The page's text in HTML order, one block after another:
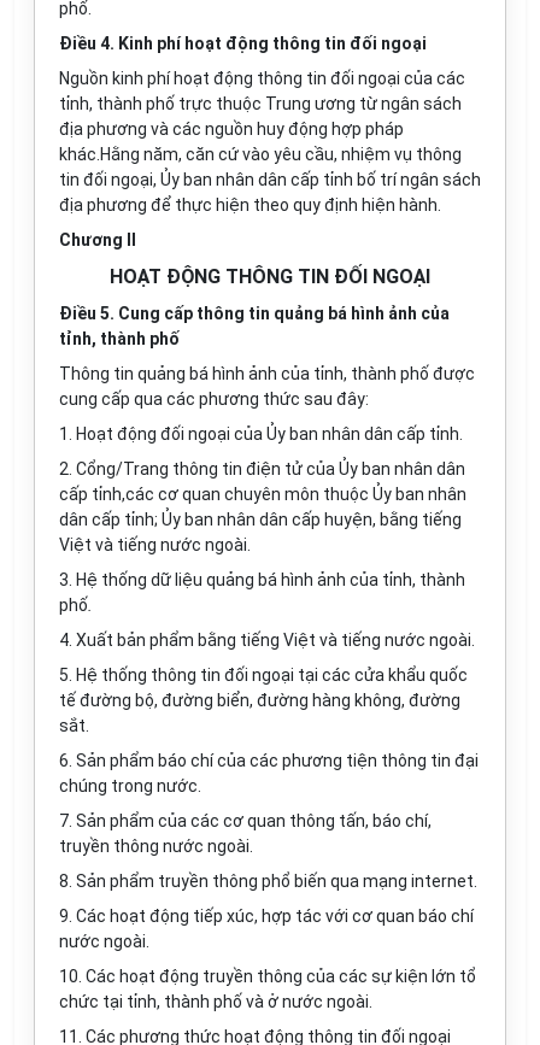
phố.
Điều 4. Kinh phí hoạt động thông tin đối ngoại
Nguồn kinh phí hoạt động thông tin đối ngoại của các
tỉnh, thành phố trực thuộc Trung ương từ ngân sách
địa phương và các nguồn huy động hợp pháp
khác.Hằng năm, căn cứ vào yêu cầu, nhiệm vụ thông
tin đối ngoại, Ủy ban nhân dân cấp tỉnh bố trí ngân sách
địa phương để thực hiện theo quy định hiện hành.
Chương II
HOẠT ĐỘNG THÔNG TIN ĐỐI NGOẠI
Điều 5. Cung cấp thông tin quảng bá hình ảnh của
tỉnh, thành phố
Thông tin quảng bá hình ảnh của tỉnh, thành phố được
cung cấp qua các phương thức sau đây:
1. Hoạt động đối ngoại của Ủy ban nhân dân cấp tỉnh.
2. Cổng/Trang thông tin điện tử của Ủy ban nhân dân
cấp tỉnh,các cơ quan chuyên môn thuộc Ủy ban nhân
dân cấp tỉnh; Ủy ban nhân dân cấp huyện, bằng tiếng
Việt và tiếng nước ngoài.
3. Hệ thống dữ liệu quảng bá hình ảnh của tỉnh, thành
phố
4. Xuất bản phẩm bằng tiếng Việt và tiếng nước ngoài.
5. Hệ thống thông tin đối ngoại tại các cửa khẩu quốc
tế đường bộ, đường biển, đường hàng không, đường
sắt.
6. Sản phẩm báo chí của các phương tiện thông tin đại
chúng trong nước.
7. Sản phẩm của các cơ quan thông tấn, báo chí,
truyền thông nước ngoài.
8. Sản phẩm truyền thông phổ biến qua mạng internet.
9. Các hoạt động tiếp xúc, hợp tác với cơ quan báo chí
nước ngoài.
10. Các hoạt động truyền thông của các sự kiện lớn tổ
chức tại tỉnh, thành phố và ở nước ngoài.
11. Các phương thức hoạt động thông tin đối ngoại